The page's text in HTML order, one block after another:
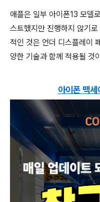
애플은 일부 아이폰13 모델
스트했지만 진행하지 않기
적인 것은 언더 디스플레이
양한 기술과 함께 적용될 것
아이폰 맥